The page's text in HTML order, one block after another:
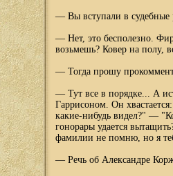
— Вы вступали в судебные
— Нет, это бесполезно.
возьмешь? Ковер на полу,
— Тогда прошу
— Тут все в порядке... А
Гаррисоном. Он
какие-нибудь видел?" —
гонорары удается
фамилии не помню, но я
— Речь об Александре